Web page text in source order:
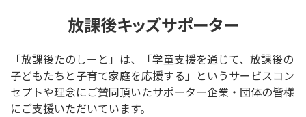
放課後キッズサポーター
「放課後たのしーと」は、「学童支援を通じて、放課後の
子どもたちと子育て家庭を応援する」というサービスコン
セプトや理念にご賛同頂いたサポーター企業・団体の皆様
にご支援いただいています。